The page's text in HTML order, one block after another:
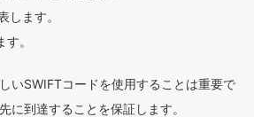
します。
。
いSWIFTコードを使用することは重要で
に到達することを保証します。